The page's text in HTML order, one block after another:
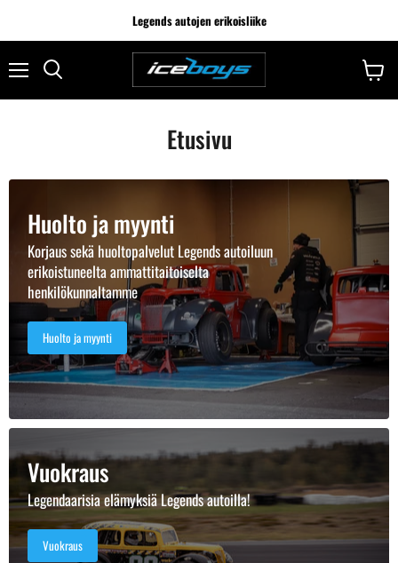
Legends autojen erikoisliike
Etusivu
Huolto ja myynti
Korjaus sekä huoltopalvelut Legends autoiluun
erikoistuneelta ammattitaitoiselta
henkilökunnaltamme
Huolto ja myynti
Vuokraus
Legendaarisia elämyksiä Legends autoilla!
Vuokraus